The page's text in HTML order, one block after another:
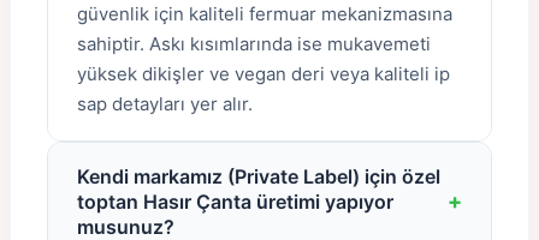
güvenlik için kaliteli fermuar mekanizmasına
sahiptir. Askı kısımlarında ise mukavemeti
yüksek dikişler ve vegan deri veya kaliteli ip
sap detayları yer alır.
Kendi markamız (Private Label) için özel
toptan Hasır Çanta üretimi yapıyor
musunuz?
+